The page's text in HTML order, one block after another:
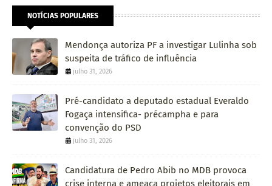
NOTÍCIAS POPULARES
Mendonça autoriza PF a investigar Lulinha sob
suspeita de tráfico de influência
julho 31, 2026
Pré-candidato a deputado estadual Everaldo
Fogaça intensifica- précampha e para
convenção do PSD
julho 31, 2026
Candidatura de Pedro Abib no MDB provoca
crise interna e ameaça projetos eleitorais em